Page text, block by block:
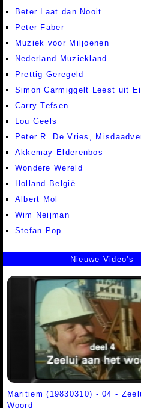
Beter Laat dan Nooit
Peter Faber
Muziek voor Miljoenen
Nederland Muziekland
Prettig Geregeld
Simon Carmiggelt Leest uit
Carry Tefsen
Lou Geels
Peter R. De Vries,
Akkemay Elderenbos
Wondere Wereld
Holland-België
Albert Mol
Wim Neijman
Stefan Pop
Nieuwe Video's
Maritiem (19830310) - 04 -
Woord